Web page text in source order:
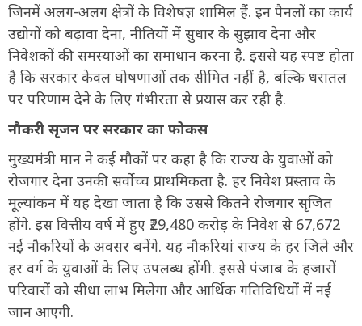
जिनमें अलग-अलग क्षेत्रों के विशेषज्ञ शामिल हैं. इन पैनलों का कार्य
उद्योगों को बढ़ावा देना, नीतियों में सुधार के सुझाव देना और
निवेशकों की समस्याओं का समाधान करना है. इससे यह स्पष्ट होता
है कि सरकार केवल घोषणाओं तक सीमित नहीं है, बल्कि धरातल
पर परिणाम देने के लिए गंभीरता से प्रयास कर रही है.
नौकरी सृजन पर सरकार का फोकस
मुख्यमंत्री मान ने कई मौकों पर कहा है कि राज्य के युवाओं को
रोजगार देना उनकी सर्वोच्च प्राथमिकता है. हर निवेश प्रस्ताव के
मूल्यांकन में यह देखा जाता है कि उससे कितने रोजगार सृजित
होंगे. इस वित्तीय वर्ष में हुए ₹29,480 करोड़ के निवेश से 67,672
नई नौकरियों के अवसर बनेंगे. यह नौकरियां राज्य के हर जिले और
हर वर्ग के युवाओं के लिए उपलब्ध होंगी. इससे पंजाब के हजारों
परिवारों को सीधा लाभ मिलेगा और आर्थिक गतिविधियों में नई
जान आएगी.